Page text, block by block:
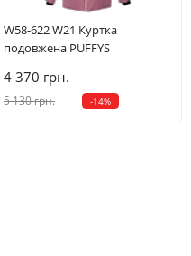
W58-622 W21 Куртка
подовжена PUFFYS
4 370 грн.
5 130 грн. -14%